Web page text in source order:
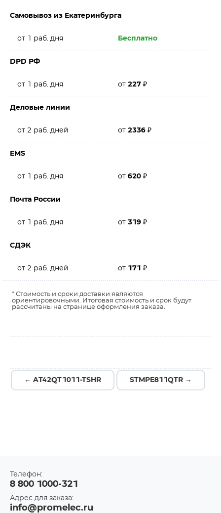
Самовывоз из Екатеринбурга
от 1 раб. дня Бесплатно
DPD РФ
от 1 раб. дня от 227 ₽
Деловые линии
от 2 раб. дней от 2336 ₽
EMS
от 1 раб. дня от 620 ₽
Почта России
от 1 раб. дня от 319 ₽
СДЭК
от 2 раб. дней от 171 ₽
* Стоимость и сроки доставки являются
ориентировочными. Итоговая стоимость и срок будут
рассчитаны на странице оформления заказа.
← AT42QT1011-TSHR STMPE811QTR →
Телефон:
8 800 1000-321
Адрес для заказа:
info@promelec.ru